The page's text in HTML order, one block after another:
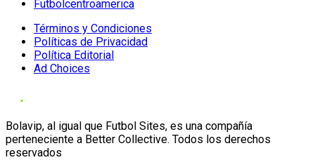
Futbolcentroamerica
Términos y Condiciones
Políticas de Privacidad
Política Editorial
Ad Choices
Bolavip, al igual que Futbol Sites, es una compañía
perteneciente a Better Collective. Todos los derechos
reservados